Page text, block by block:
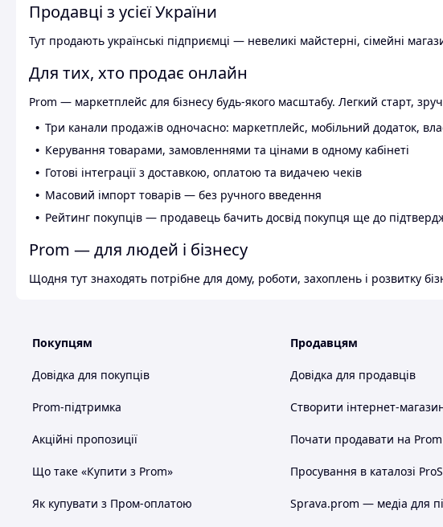
Продавці з усієї України
Тут продають українські підприємці — невеликі майстерні, сімейні
Для тих, хто продає онлайн
Prom — маркетплейс для бізнесу будь-якого масштабу. Легкий старт,
Три канали продажів одночасно: маркетплейс, мобільний додаток,
Керування товарами, замовленнями та цінами в одному кабінеті
Готові інтеграції з доставкою, оплатою та видачею чеків
Масовий імпорт товарів — без ручного введення
Рейтинг покупців — продавець бачить досвід покупця ще до
Prom — для людей і бізнесу
Щодня тут знаходять потрібне для дому, роботи, захоплень і розвитку
Покупцям
Довідка для покупців
Prom-підтримка
Акційні пропозиції
Що таке «Купити з Prom»
Як купувати з Пром-оплатою
Продавцям
Довідка для продавців
Створити інтернет-
Почати продавати на Prom
Просування в каталозі
Sprava.prom — медіа для